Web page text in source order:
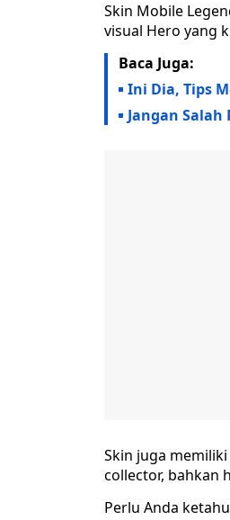
Skin Mobile
visual Hero yang
Baca Juga:
Ini Dia, Tips
Jangan
Skin juga
collector, bahkan
Perlu Anda